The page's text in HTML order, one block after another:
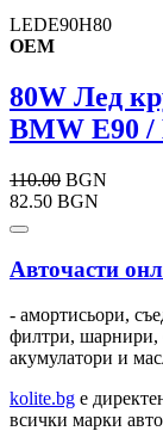
LEDE90H80
OEM
80W Лед
BMW E90 /
110.00 BGN
82.50 BGN
Авточасти
- амортисьори,
филтри, шарнири,
акумулатори и
kolite.bg e
всички марки